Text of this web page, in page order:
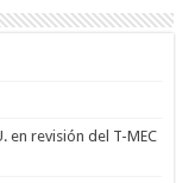
en revisión del T-MEC